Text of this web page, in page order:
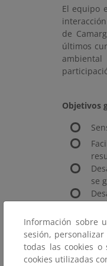
El equipo
de
últimos
Objetivos
se
Información sobre
sesión,
todas las cookies
cookies utilizadas